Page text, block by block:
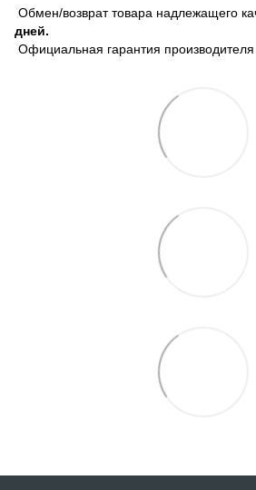
Обмен/возврат товара надлежащего
дней.
Официальная гарантия производителя .